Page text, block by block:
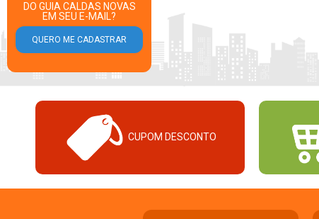
DO GUIA CALDAS NOVAS
EM SEU E-MAIL?
CUPOM DESCONTO